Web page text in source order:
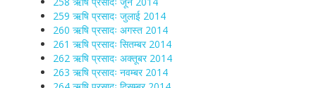
259 ऋषि प्रसादः जुलाई 2014
260 ऋषि प्रसादः अगस्त 2014
261 ऋषि प्रसादः सितम्बर 2014
262 ऋषि प्रसादः अक्तूबर 2014
263 ऋषि प्रसादः नवम्बर 2014